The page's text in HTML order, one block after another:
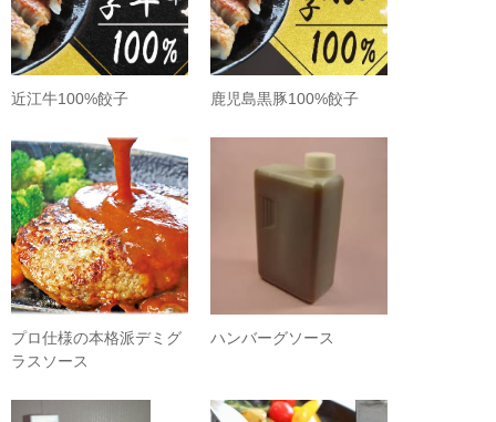
近江牛100%餃子 鹿児島黒豚100%餃子
プロ仕様の本格派デミグ
ラスソース
ハンバーグソース